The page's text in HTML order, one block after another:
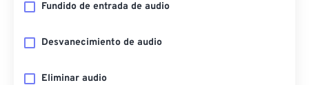
Fundido de entrada de audio
Desvanecimiento de audio
Eliminar audio